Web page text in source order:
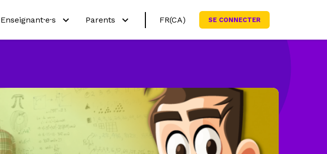
Enseignant·e·s
Programmes scolaires
Ressources pédagogiques
Tarifs
Parents
Programmes scolaires
Abonner ma famille
FR(CA) SE CONNECTER